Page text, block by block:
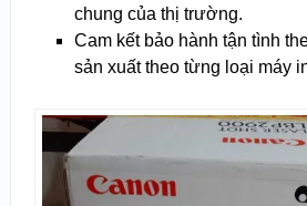
chung của thị trường.
Cam kết bảo hành tận tình
sản xuất theo từng loại máy